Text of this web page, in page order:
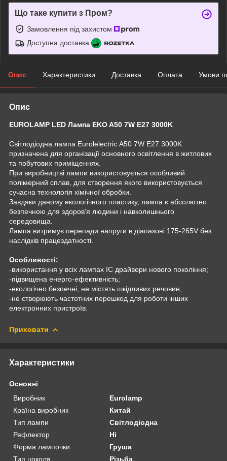
Що таке купити з Пром?
Замовлення під захистом
Доступна доставка
Опис Характеристики Доставка Оплата Умови
Опис
EUROLAMP LED Лампа EKO A50 7W E27 3000K
Світлодіодна лампа Eurolelectric А50 7W E27 3000K
призначена для організації основного освітлення в житлових
та побутових приміщеннях.
При виробництві лампи використовується особливий
полімерний сплав, для створення якого використовується
сучасна технологія хімічної обробки.
Завдяки даному екологічного пластику, лампа є абсолютно
безпечною для здоров'я людини і навколишнього
середовища.
Лампа витримує перепади напруги в діапазоні 175-265V без
наслідків працездатності.
Особливості:
-використання у всіх лампах IC драйвери нового покоління;
-підвищена енерго-ефективність;
-екологічно безпечні, не містять шкідливих речовин;
-не створюють частотних перешкод для роботи інших
електронних пристроїв.
Приховати
Характеристики
Основні
Виробник
Eurolamp
Країна виробник
Китай
Тип лампи
Світлодіодна
Рефлектор
Ні
Форма лампочки
Груша
Тип цоколя
Різьба